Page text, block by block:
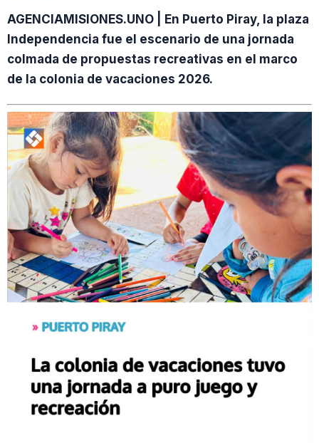
AGENCIAMISIONES.UNO | En Puerto Piray, la plaza
Independencia fue el escenario de una jornada
colmada de propuestas recreativas en el marco
de la colonia de vacaciones 2026.